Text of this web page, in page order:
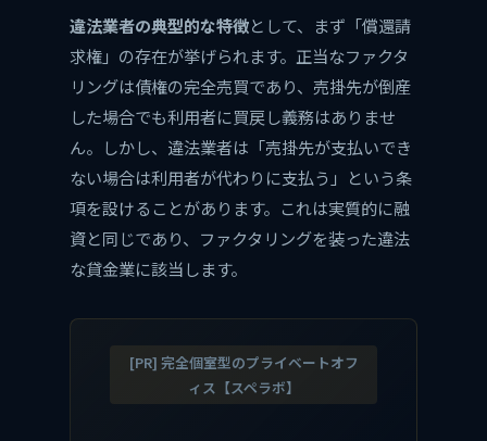
違法業者の典型的な特徴として、まず「償還請
求権」の存在が挙げられます。正当なファクタ
リングは債権の完全売買であり、売掛先が倒産
した場合でも利用者に買戻し義務はありませ
ん。しかし、違法業者は「売掛先が支払いでき
ない場合は利用者が代わりに支払う」という条
項を設けることがあります。これは実質的に融
資と同じであり、ファクタリングを装った違法
な貸金業に該当します。
[PR] 完全個室型のプライベートオフ
ィス【スペラボ】